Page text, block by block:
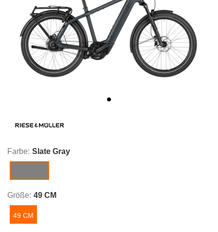
Farbe: Slate Gray
Größe: 49 CM
49 CM